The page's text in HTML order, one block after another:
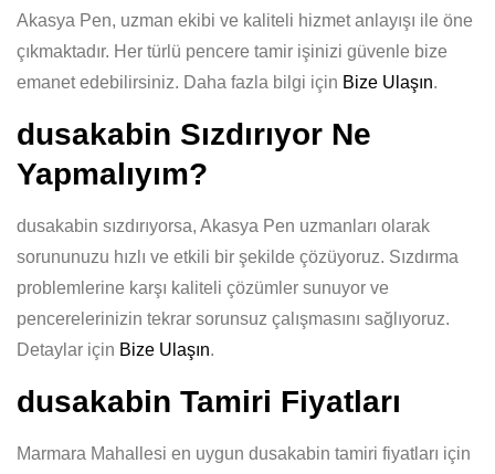
Akasya Pen, uzman ekibi ve kaliteli hizmet anlayışı ile öne
çıkmaktadır. Her türlü pencere tamir işinizi güvenle bize
emanet edebilirsiniz. Daha fazla bilgi için Bize Ulaşın.
dusakabin Sızdırıyor Ne
Yapmalıyım?
dusakabin sızdırıyorsa, Akasya Pen uzmanları olarak
sorununuzu hızlı ve etkili bir şekilde çözüyoruz. Sızdırma
problemlerine karşı kaliteli çözümler sunuyor ve
pencerelerinizin tekrar sorunsuz çalışmasını sağlıyoruz.
Detaylar için Bize Ulaşın.
dusakabin Tamiri Fiyatları
Marmara Mahallesi en uygun dusakabin tamiri fiyatları için